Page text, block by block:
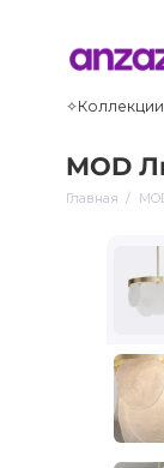
MOD
Главная